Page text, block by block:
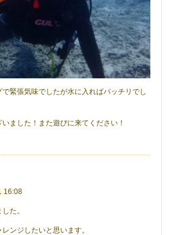
緊張気味でしたが水に入ればバッチリでし
ました！また遊びに来てください！
16:08
た。
ンジしたいと思います。